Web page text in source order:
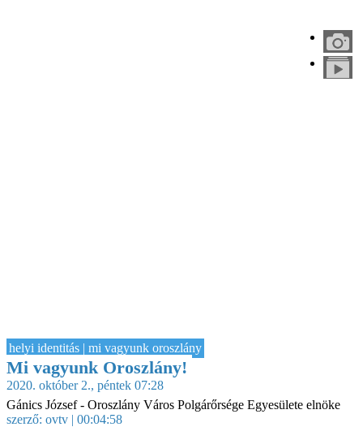
helyi identitás | mi vagyunk oroszlány
Mi vagyunk Oroszlány!
2020. október 2., péntek 07:28
Gánics József - Oroszlány Város Polgárőrsége Egyesülete elnöke
szerző: ovtv | 00:04:58